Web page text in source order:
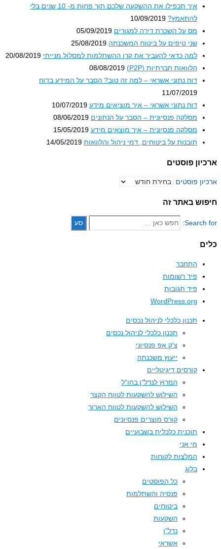
איך תכפילו את ההשקעה שלכם תוך פחות מ- 10 שנים בלי
להתאמץ? 10/09/2019
מס על השכרת דירה למגורים 05/09/2019
שני טיפים על ביטוח המשכנתה 25/08/2019
למה כדאי להעביר את קרן ההשתלמות למסלול מנייתי 20/08/2019
הלוואות חברתיות (P2P)
08/08/2019
דוח נתוני אשראי – למה זה טוב? הסבר על המידע בדוח
11/07/2019
דוח נתוני אשראי – איך מוציאים מידע 10/07/2019
מסלקה פנסיונית – הסבר על הנתונים 08/06/2019
מסלקה פנסיונית – איך מוצאים מידע 15/05/2019
תובנות על ביטוחים, דמי ניהול והלוואות 14/05/2019
פוסטים
פוסטים
באתר זה
התחבר
פיד רשומות
פיד תגובות
WordPress.org
תכנון כלכלי לניהול נכסים
תכנון כלכלי לניהול נכסים
צ'ק אפ פנסיוני
ייעוץ משכנתה
קורסים דיגיטליים
המרוץ לנדל"ן בחו"ל
השילוש להשקעות לטווח הקצר
השילוש להשקעות לטווח הארוך
קורס מוצרים פנסיונים
תוכנית כלכלית בשבועיים
מי אני
המלצות לקוחות
בלוג
כל הפוסטים
פנסיה והשתלמות
ביטוחים
השקעות
נדל"ן
אשראי